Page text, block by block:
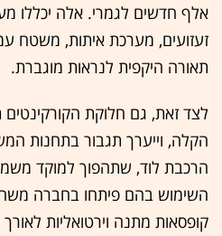
אלף חדשים לגמרי. אלה יכללו
זעזועים, מערכת איתות, משטח
תאורה היקפית לנראות מוגברת.
לצד זאת, גם חלוקת
הקלה, וייערך תגבור בתחנות
הרכבת לוד, שתהפוך למוקד
השימוש בהם פיתחו בחברה
קופסאות מתנה וירטואליות